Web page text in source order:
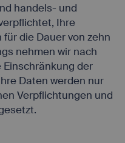
handels- und
Ihre
die Dauer von zehn
nehmen wir nach
der
Daten werden nur
Verpflichtungen und